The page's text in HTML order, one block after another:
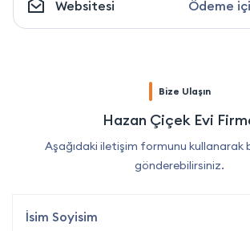
Websitesi Ödeme
Bize Ulaşın
Hazan Çiçek Evi
Aşağıdaki iletişim formunu kullanarak
gönderebilirsiniz.